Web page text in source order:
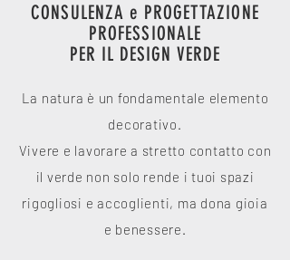
CONSULENZA e PROGETTAZIONE
PROFESSIONALE
PER IL DESIGN VERDE
La natura è un fondamentale elemento
decorativo.
Vivere e lavorare a stretto contatto con
il verde non solo rende i tuoi spazi
rigogliosi e accoglienti, ma dona gioia
e benessere.